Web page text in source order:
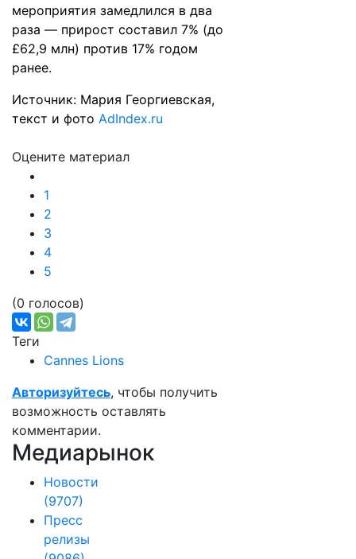
мероприятия замедлился в два
раза — прирост составил 7% (до
£62,9 млн) против 17% годом
ранее.
Источник: Мария Георгиевская,
текст и фото AdIndex.ru
Оцените материал
1
2
3
4
5
(0 голосов)
Теги
Cannes Lions
Авторизуйтесь, чтобы получить
возможность оставлять
комментарии.
Медиарынок
Новости
(9707)
Пресс
релизы